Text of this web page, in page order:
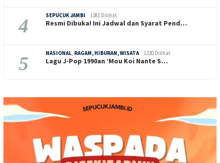
4 SEPUCUK JAMBI 1281 Dilihat
Resmi Dibuka! Ini Jadwal dan Syarat Pend…
5 NASIONAL, RAGAM, HIBURAN, WISATA 1220 Dilihat
Lagu J-Pop 1990an ‘Mou Koi Nante S…